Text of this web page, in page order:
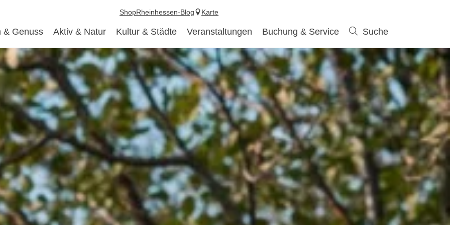
Suche
& Genuss Aktiv & Natur Kultur & Städte Veranstaltungen Buchung & Service Suche
ShopRheinhessen-Blog Karte